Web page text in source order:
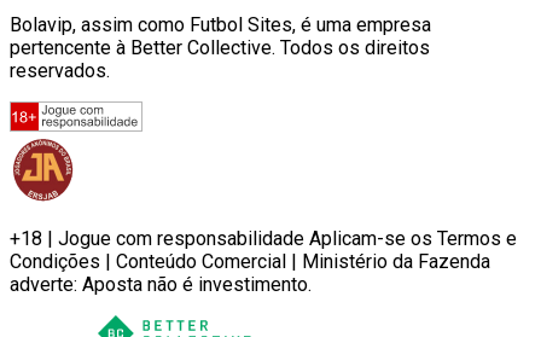
Bolavip, assim como Futbol Sites, é uma empresa
pertencente à Better Collective. Todos os direitos
reservados.
+18 | Jogue com responsabilidade Aplicam-se os Termos e
Condições | Conteúdo Comercial | Ministério da Fazenda
adverte: Aposta não é investimento.